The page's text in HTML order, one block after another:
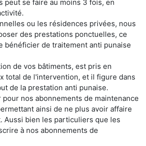
peut se faire au moins 3 fois, en
ou les résidences privées, nous
des prestations ponctuelles, ce
bénéficier de traitement anti punaise
de vos bâtiments, est pris en
total de l'intervention, et il figure dans
de la prestation anti punaise.
nos abonnements de maintenance
ainsi de ne plus avoir affaire
Aussi bien les particuliers que les
à nos abonnements de